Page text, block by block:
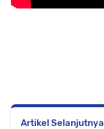
Artikel Selanjutnya